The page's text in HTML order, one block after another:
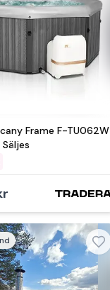
Frame F-TU062W